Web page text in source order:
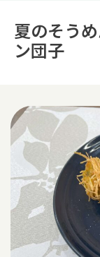
夏のそう
ン団子